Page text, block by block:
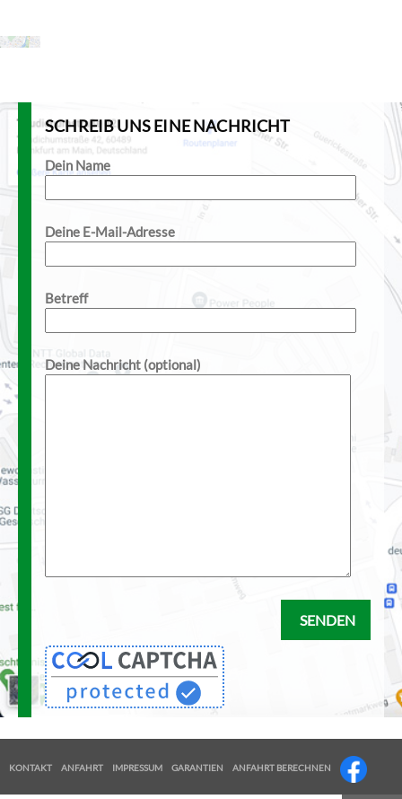
SCHREIB UNS EINE NACHRICHT
Dein Name
Deine E-Mail-Adresse
Betreff
Deine Nachricht (optional)
KONTAKT ANFAHRT IMPRESSUM GARANTIEN ANFAHRT BERECHNEN